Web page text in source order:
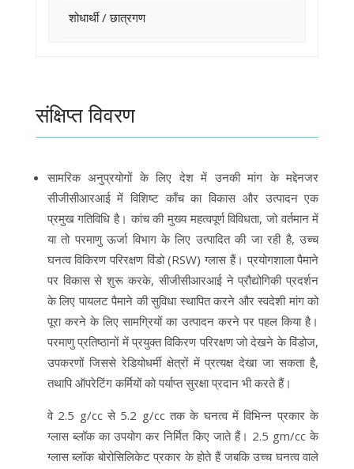
शोधार्थी / छात्रगण
संक्षिप्त विवरण
सामरिक अनुप्रयोगों के लिए देश में उनकी मांग के मद्देनजर
सीजीसीआरआई में विशिष्ट काँच का विकास और उत्पादन एक
प्रमुख गतिविधि है। कांच की मुख्य महत्वपूर्ण विविधता, जो वर्तमान में
या तो परमाणु ऊर्जा विभाग के लिए उत्पादित की जा रही है, उच्च
घनत्व विकिरण परिरक्षण विंडो (RSW) ग्लास हैं। प्रयोगशाला पैमाने
पर विकास से शुरू करके, सीजीसीआरआई ने प्रौद्योगिकी प्रदर्शन
के लिए पायलट पैमाने की सुविधा स्थापित करने और स्वदेशी मांग को
पूरा करने के लिए सामग्रियों का उत्पादन करने पर पहल किया है।
परमाणु प्रतिष्ठानों में प्रयुक्त विकिरण परिरक्षण जो देखने के विंडोज,
उपकरणों जिससे रेडियोधर्मी क्षेत्रों में प्रत्यक्ष देखा जा सकता है,
तथापि ऑपरेटिंग कर्मियों को पर्याप्त सुरक्षा प्रदान भी करते हैं।
वे 2.5 g/cc से 5.2 g/cc तक के घनत्व में विभिन्न प्रकार के
ग्लास ब्लॉक का उपयोग कर निर्मित किए जाते हैं। 2.5 gm/cc के
ग्लास ब्लॉक बोरोसिलिकेट प्रकार के होते हैं जबकि उच्च घनत्व वाले